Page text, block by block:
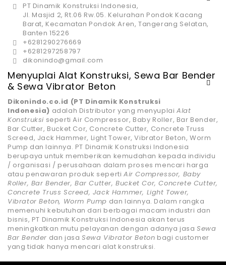
PT Dinamik Konstruksi Indonesia,
Jl. Masjid 2, Rt.06 Rw.05. Kelurahan Pondok Kacang
Barat, Kecamatan Pondok Aren, Tangerang Selatan,
Banten 15226
+6281290276669
+6281297258797
dikonindo@gmail.com
Menyuplai Alat Konstruksi, Sewa Bar Bender
& Sewa Vibrator Beton
Dikonindo.co.id (PT Dinamik Konstruksi
Indonesia) adalah Distributor yang menyuplai Alat
Konstruksi seperti Air Compressor, Baby Roller, Bar Bender,
Bar Cutter, Bucket Cor, Concrete Cutter, Concrete Truss
Screed, Jack Hammer, Light Tower, Vibrator Beton, Worm
Pump dan lainnya. PT Dinamik Konstruksi Indonesia
berupaya untuk memberikan kemudahan kepada individu
/ organisasi / perusahaan dalam proses mencari harga
atau penawaran produk sepertiAir Compressor, Baby
Roller, Bar Bender, Bar Cutter, Bucket Cor, Concrete Cutter,
Concrete Truss Screed, Jack Hammer, Light Tower,
Vibrator Beton, Worm Pump dan lainnya. Dalam rangka
memenuhi kebutuhan dari berbagai macam industri dan
bisnis, PT Dinamik Konstruksi Indonesia akan terus
meningkatkan mutu pelayanan dengan adanya jasaSewa
Bar Bender dan jasa Sewa Vibrator Beton bagi customer
yang tidak hanya mencari alat konstruksi.